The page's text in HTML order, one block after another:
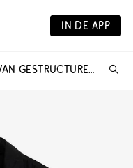
IN DE APP
OVERSIZED STRANDBLOUSE VAN GESTRUCTUREERDE CRINKLE